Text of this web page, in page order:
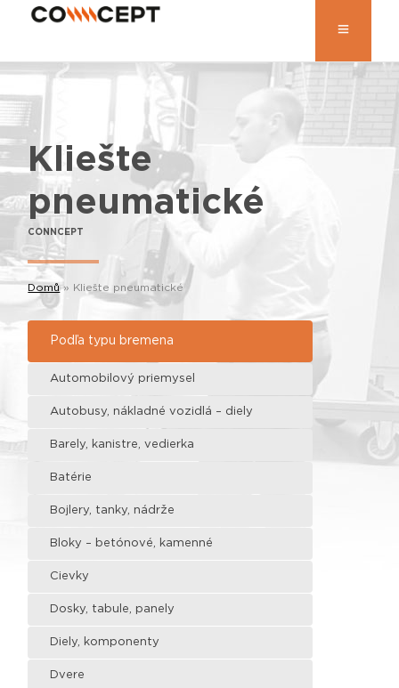
Kliešte
pneumatické
CONNCEPT
Domů» Kliešte pneumatické
Podľa typu bremena
Automobilový priemysel
Autobusy, nákladné vozidlá – diely
Barely, kanistre, vedierka
Batérie
Bojlery, tanky, nádrže
Bloky – betónové, kamenné
Cievky
Dosky, tabule, panely
Diely, komponenty
Dvere